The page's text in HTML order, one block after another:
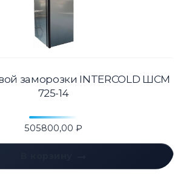
заморозки INTERCOLD ШСМ
725-14
505800,00 ₽